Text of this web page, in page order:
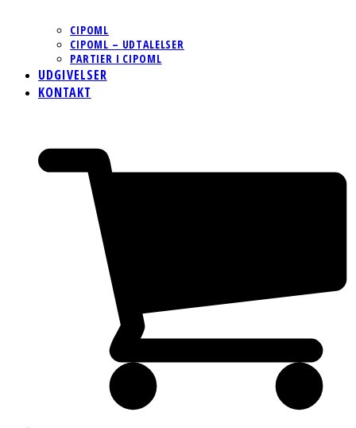
CIPOML
CIPOML – UDTALELSER
PARTIER I CIPOML
UDGIVELSER
KONTAKT